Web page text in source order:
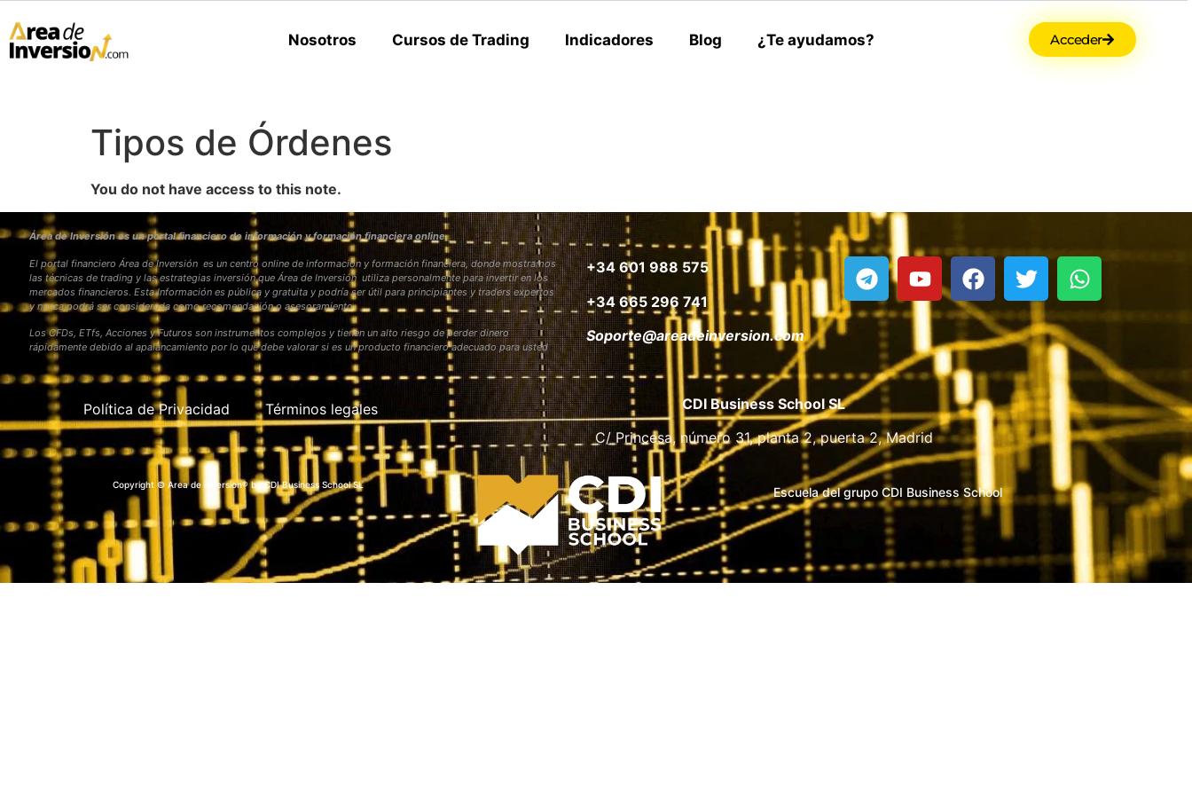
Nosotros Cursos de Trading Indicadores Blog ¿Te ayudamos? Acceder
Tipos de Órdenes
You do not have access to this note.
Área de Inversión es un portal financiero de información y formación financiera online
El portal financiero Área de Inversión es un centro online de información y formación financiera, donde mostramos
las técnicas de trading y las estrategias inversión que Área de Inversión utiliza personalmente para invertir en los
mercados financieros. Esta Información es pública y gratuita y podría ser útil para principiantes y traders expertos
y nunca podrá ser considerada como recomendación o asesoramiento
Los CFDs, ETfs, Acciones y Futuros son instrumentos complejos y tienen un alto riesgo de perder dinero
rápidamente debido al apalancamiento por lo que debe valorar si es un producto financiero adecuado para usted
+34 601 988 575
+34 665 296 741
Soporte@areadeinversion.com
Política de Privacidad Términos legales
CDI Business School SL
C/ Princesa, número 31, planta 2, puerta 2, Madrid
Copyright © Area de inversion® by CDI Business School SL Escuela del grupo CDI Business School